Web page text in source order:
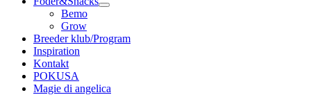
Bemo
Grow
Breeder klub/Program
Inspiration
Kontakt
POKUSA
Magie di angelica